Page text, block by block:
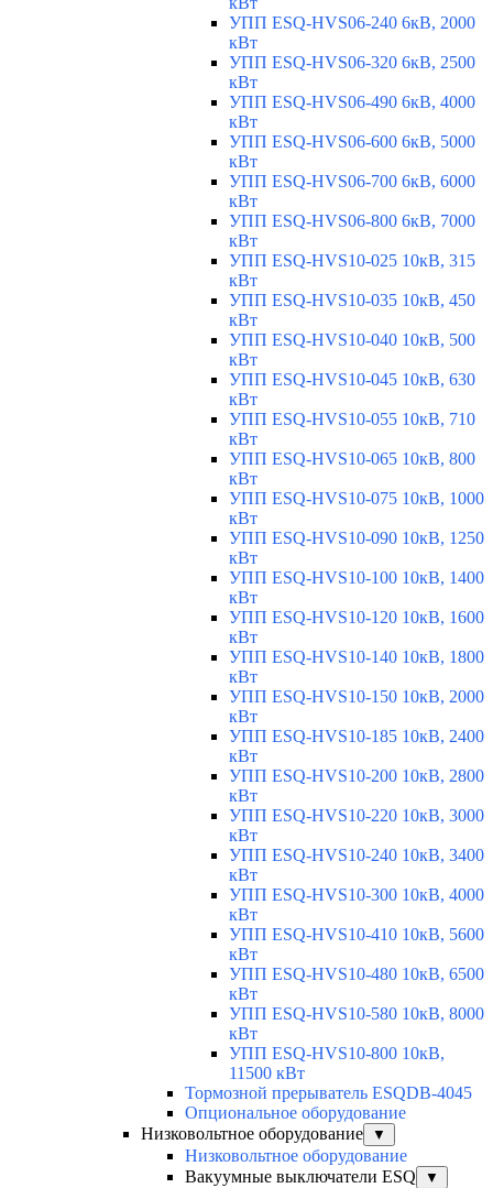
УПП ESQ-HVS06-240 6кВ, 2000
кВт
УПП ESQ-HVS06-320 6кВ, 2500
кВт
УПП ESQ-HVS06-490 6кВ, 4000
кВт
УПП ESQ-HVS06-600 6кВ, 5000
кВт
УПП ESQ-HVS06-700 6кВ, 6000
кВт
УПП ESQ-HVS06-800 6кВ, 7000
кВт
УПП ESQ-HVS10-025 10кВ, 315
кВт
УПП ESQ-HVS10-035 10кВ, 450
кВт
УПП ESQ-HVS10-040 10кВ, 500
кВт
УПП ESQ-HVS10-045 10кВ, 630
кВт
УПП ESQ-HVS10-055 10кВ, 710
кВт
УПП ESQ-HVS10-065 10кВ, 800
кВт
УПП ESQ-HVS10-075 10кВ, 1000
кВт
УПП ESQ-HVS10-090 10кВ, 1250
кВт
УПП ESQ-HVS10-100 10кВ, 1400
кВт
УПП ESQ-HVS10-120 10кВ, 1600
кВт
УПП ESQ-HVS10-140 10кВ, 1800
кВт
УПП ESQ-HVS10-150 10кВ, 2000
кВт
УПП ESQ-HVS10-185 10кВ, 2400
кВт
УПП ESQ-HVS10-200 10кВ, 2800
кВт
УПП ESQ-HVS10-220 10кВ, 3000
кВт
УПП ESQ-HVS10-240 10кВ, 3400
кВт
УПП ESQ-HVS10-300 10кВ, 4000
кВт
УПП ESQ-HVS10-410 10кВ, 5600
кВт
УПП ESQ-HVS10-480 10кВ, 6500
кВт
УПП ESQ-HVS10-580 10кВ, 8000
кВт
УПП ESQ-HVS10-800 10кВ,
11500 кВт
Тормозной прерыватель ESQDB-4045
Опциональное оборудование
Низковольтное оборудование
▼
Низковольтное оборудование
Вакуумные выключатели ESQ
▼